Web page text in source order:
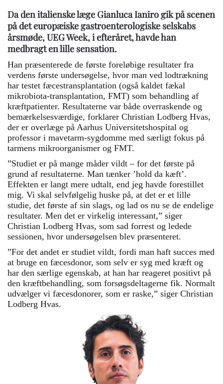
Da den italienske læge Gianluca Ianiro gik på scenen
på det europæiske gastroenterologiske selskabs
årsmøde, UEG Week, i efteråret, havde han
medbragt en lille sensation.
Han præsenterede de første foreløbige resultater fra
verdens første undersøgelse, hvor man ved lodtrækning
har testet fæcestransplantation (også kaldet fækal
mikrobiota-transplantation, FMT) som behandling af
kræftpatienter. Resultaterne var både overraskende og
bemærkelsesværdige, forklarer Christian Lodberg Hvas,
der er overlæge på Aarhus Universitetshospital og
professor i mavetarm-sygdomme med særligt fokus på
tarmens mikroorganismer og FMT.
”Studiet er på mange måder vildt – for det første på
grund af resultaterne. Man tænker ’hold da kæft’.
Effekten er langt mere udtalt, end jeg havde forestillet
mig. Vi skal selvfølgelig huske på, at det er et lille
studie, det første af sin slags, og lad os nu se de endelige
resultater. Men det er virkelig interessant,” siger
Christian Lodberg Hvas, som sad forrest og ledede
sessionen, hvor undersøgelsen blev præsenteret.
”For det andet er studiet vildt, fordi man haft succes med
at bruge en fæcesdonor, som selv er syg med kræft og
har den særlige egenskab, at han har reageret positivt på
den kræftbehandling, som forsøgsdeltagerne fik. Normalt
udvælger vi fæcesdonorer, som er raske,” siger Christian
Lodberg Hvas.